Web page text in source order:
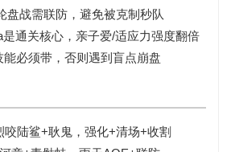
盘战需联防 ，避免被克制秒队
是通关核心 ，亲子爱/适应力强度翻倍
能必须带 ，否则遇到盲点崩盘
咬陆鲨+耿鬼 ，强化+清场+收割